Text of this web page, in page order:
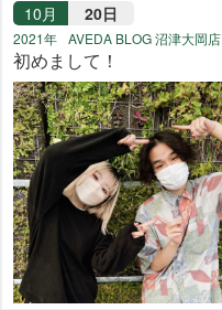
10月 20日
2021年 AVEDA BLOG 沼津大岡店
初めまして！